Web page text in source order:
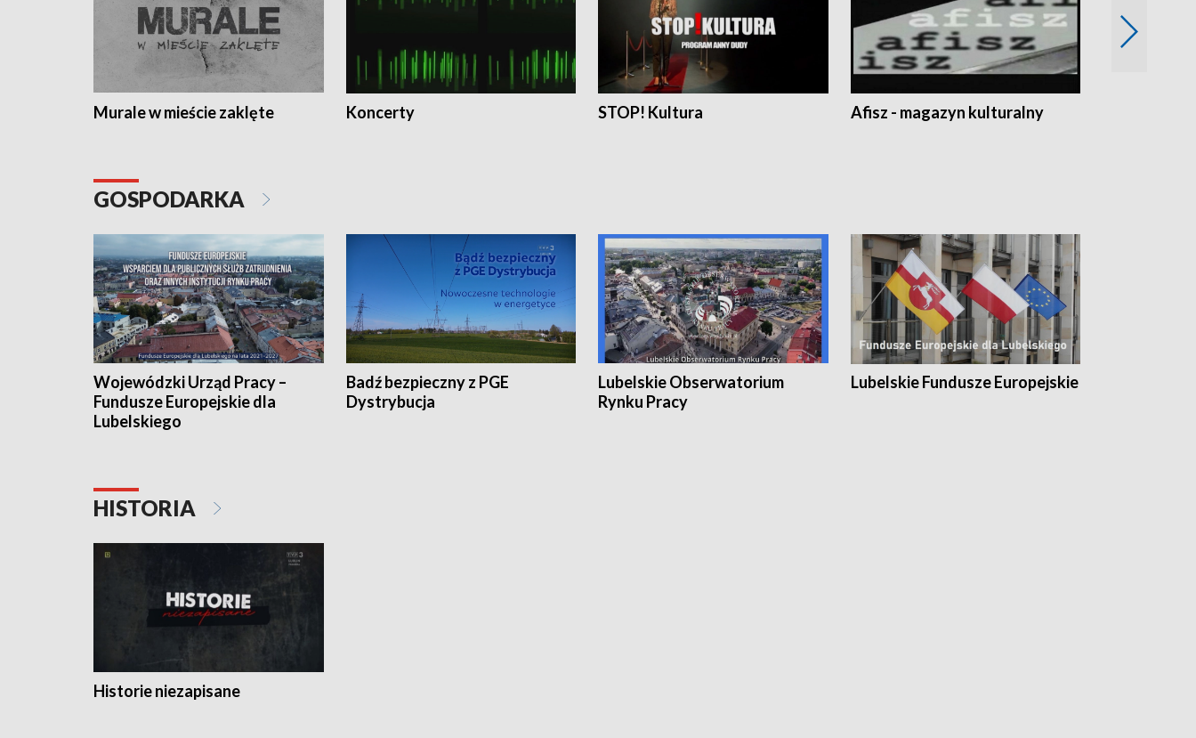
Murale w mieście zaklęte Koncerty STOP! Kultura Afisz - magazyn kulturalny
GOSPODARKA
Wojewódzki Urząd Pracy –
Fundusze Europejskie dla
Lubelskiego
Badź bezpieczny z PGE
Dystrybucja
Lubelskie Obserwatorium
Rynku Pracy
Lubelskie Fundusze Europejskie
HISTORIA
Historie niezapisane